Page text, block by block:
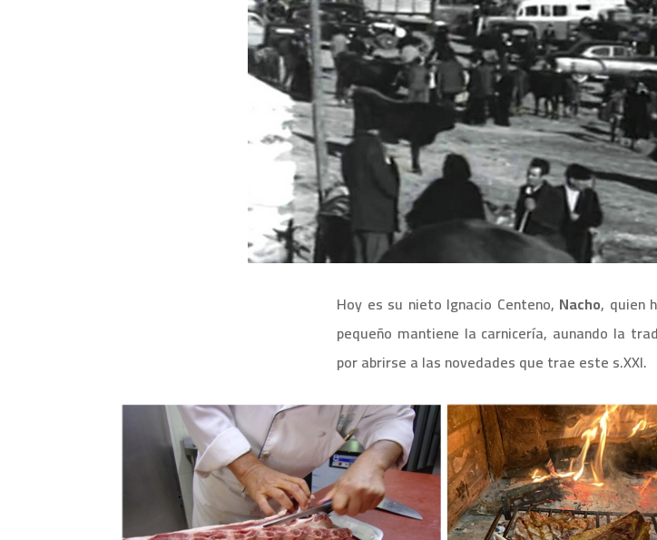
Hoy es su nieto Ignacio Centeno, Nacho, quien
pequeño mantiene la carnicería, aunando la
por abrirse a las novedades que trae este s.XXI.